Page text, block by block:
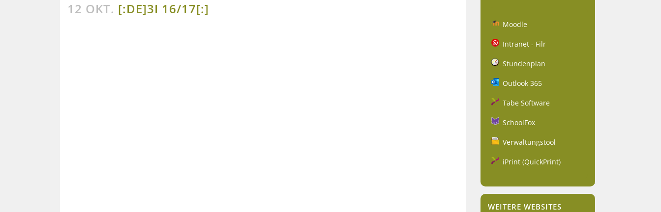
12 OKT. [:DE]3I 16/17[:]
Moodle
Intranet - Filr
Stundenplan
Outlook 365
Tabe Software
SchoolFox
Verwaltungstool
iPrint (QuickPrint)
WEITERE WEBSITES